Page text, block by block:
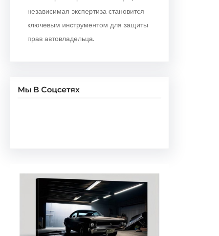
независимая экспертиза становится
ключевым инструментом для защиты
прав автовладельца.
Мы В Соцсетях